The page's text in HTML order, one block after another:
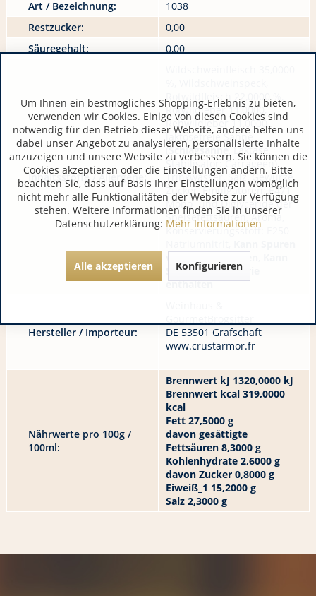
Art / Bezeichnung:
1038
Restzucker:
0,00
Säuregehalt:
0,00
Inhaltsstoffe / Allergene:
Rotwildfleisch 22,0000 %,
Rotwildleber 11,0000,
Rehwildleber 11,0000,
laktosefreie Sahne
(Schlagsahne, Laktase,
Stabilisator: Carrageen),
Trinkwasser, Salz, Gewürze,
Zucker, Emulgatoren: E471
Mono- und Diglyceride der
Speisefettsäuren, Aroma,
Konservierungsstoff: E250
Spuren von Sellerie
enthalten
Hersteller / Importeur:
DE 53501 Grafschaft
www.crustarmor.fr
Nährwerte pro 100g /
100ml:
Brennwert kJ 1320,0000 kJ
Brennwert kcal 319,0000
kcal
Fett 27,5000 g
davon gesättigte
Fettsäuren 8,3000 g
Kohlenhydrate 2,6000 g
davon Zucker 0,8000 g
Eiweiß_1 15,2000 g
Salz 2,3000 g
Um Ihnen ein bestmögliches Shopping-Erlebnis zu bieten,
verwenden wir Cookies. Einige von diesen Cookies sind
notwendig für den Betrieb dieser Website, andere helfen uns
dabei unser Angebot zu analysieren, personalisierte Inhalte
anzuzeigen und unsere Website zu verbessern. Sie können die
Cookies akzeptieren oder die Einstellungen ändern. Bitte
beachten Sie, dass auf Basis Ihrer Einstellungen womöglich
nicht mehr alle Funktionalitäten der Website zur Verfügung
stehen. Weitere Informationen finden Sie in unserer
Datenschutzerklärung: Mehr Informationen
Alle akzeptieren Konfigurieren